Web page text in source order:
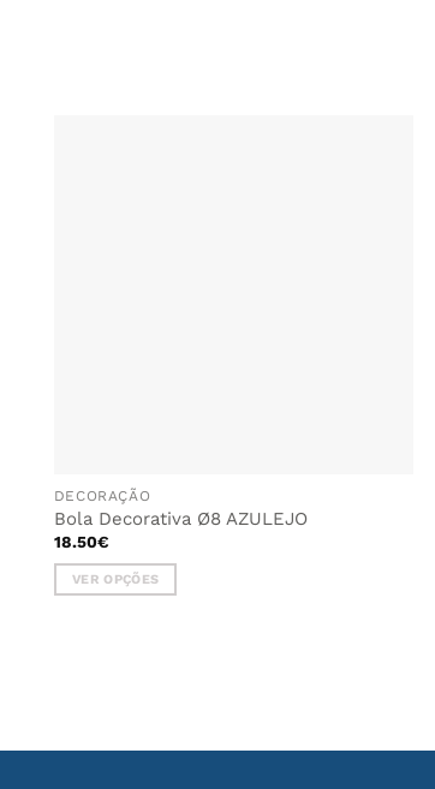
DECORAÇÃO
Bola Decorativa Ø8 AZULEJO
18.50€
VER OPÇÕES